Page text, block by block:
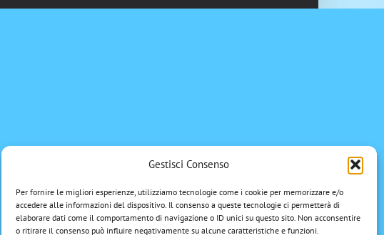
Gestisci Consenso
Per fornire le migliori esperienze, utilizziamo tecnologie come i cookie per memorizzare e/o
accedere alle informazioni del dispositivo. Il consenso a queste tecnologie ci permetterà di
elaborare dati come il comportamento di navigazione o ID unici su questo sito. Non acconsentire
o ritirare il consenso può influire negativamente su alcune caratteristiche e funzioni.